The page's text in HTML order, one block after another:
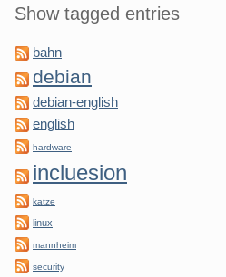
Show tagged entries
bahn
debian
debian-english
english
hardware
incluesion
katze
linux
mannheim
security